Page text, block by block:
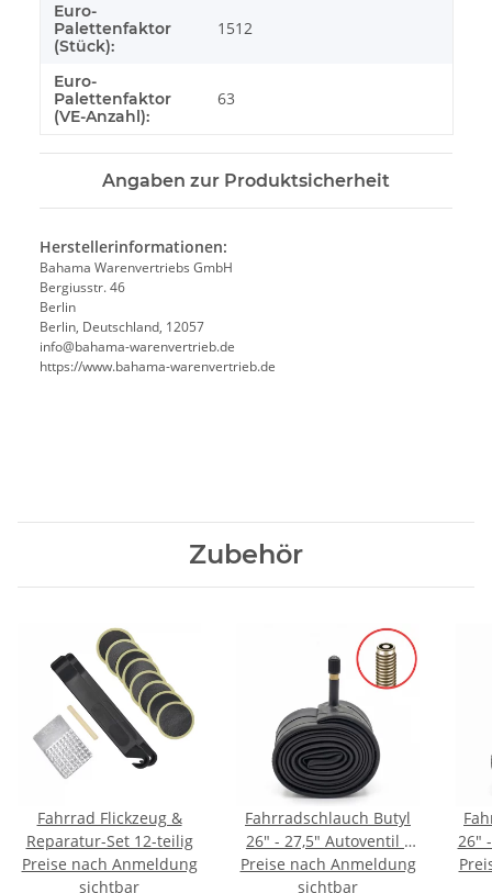
Euro-
Palettenfaktor
(Stück):
1512
Euro-
Palettenfaktor
(VE-Anzahl):
63
Angaben zur Produktsicherheit
Herstellerinformationen:
Bahama Warenvertriebs GmbH
Bergiusstr. 46
Berlin
Berlin, Deutschland, 12057
ed.beirtrevneraw-amahab@ofni
https://www.bahama-warenvertrieb.de
Zubehör
Fahrrad Flickzeug &
Reparatur-Set 12-teilig
Preise nach Anmeldung
sichtbar
Fahrradschlauch Butyl
26" - 27,5" Autoventil /
Schraderventil
Preise nach Anmeldung
sichtbar
26"